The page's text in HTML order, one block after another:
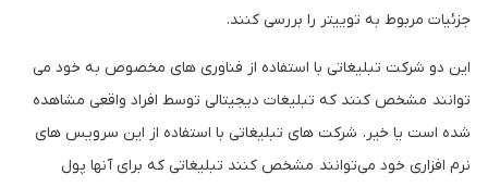
جزئیات مربوط به توییتر را بررسی کنند.
این دو شرکت تبلیغاتی با استفاده از فناوری های مخصوص به خود می
توانند مشخص کنند که تبلیغات دیجیتالی توسط افراد واقعی مشاهده
شده است یا خیر. شرکت های تبلیغاتی با استفاده از این سرویس های
نرم افزاری خود می‌توانند مشخص کنند تبلیغاتی که برای آنها پول